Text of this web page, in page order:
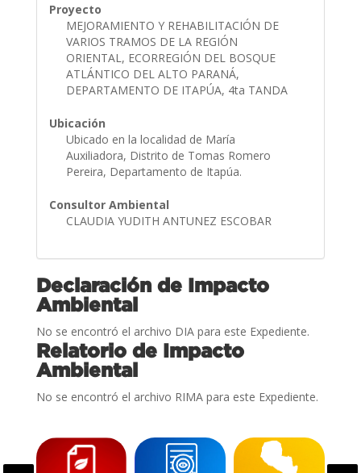
Proyecto
MEJORAMIENTO Y REHABILITACIÓN DE
VARIOS TRAMOS DE LA REGIÓN
ORIENTAL, ECORREGIÓN DEL BOSQUE
ATLÁNTICO DEL ALTO PARANÁ,
DEPARTAMENTO DE ITAPÚA, 4ta TANDA
Ubicación
Ubicado en la localidad de María
Auxiliadora, Distrito de Tomas Romero
Pereira, Departamento de Itapúa.
Consultor Ambiental
CLAUDIA YUDITH ANTUNEZ ESCOBAR
Declaración de Impacto
Ambiental
No se encontró el archivo DIA para este Expediente.
Relatorio de Impacto
Ambiental
No se encontró el archivo RIMA para este Expediente.